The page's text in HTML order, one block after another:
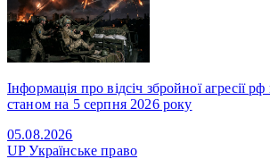
Інформація про відсіч збройної агресії
станом на 5 серпня 2026 року
05.08.2026
UPУкраїнське право